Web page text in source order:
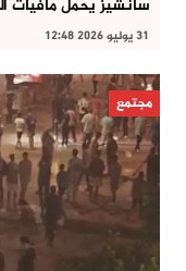
سانشيز يحمل مافيات
31 يوليو 2026 12:48
مجتمع